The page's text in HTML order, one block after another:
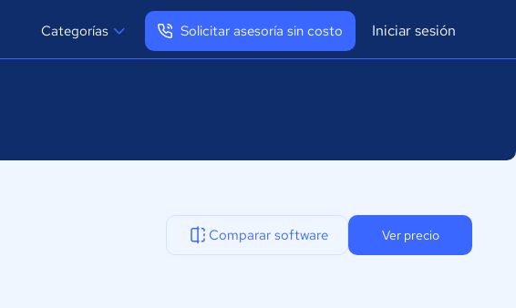
Categorías Solicitar asesoría sin costo Iniciar sesión
Comparar software Ver precio